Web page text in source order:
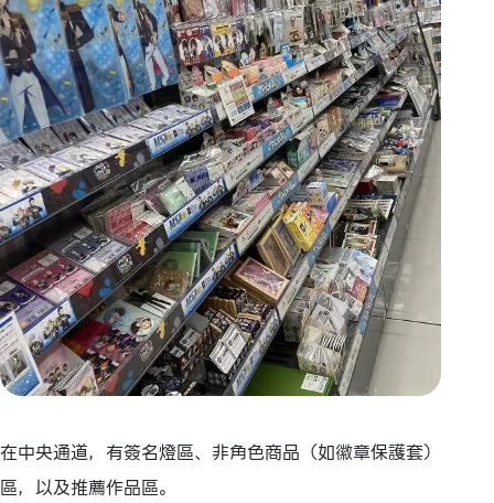
在中央通道，有簽名燈區、非角色商品（如徽章保護套）
區，以及推薦作品區。